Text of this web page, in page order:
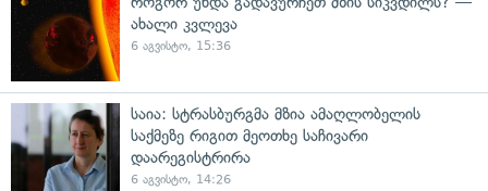
ახალი კვლევა
6 აგვისტო, 15:36
საია: სტრასბურგმა მზია ამაღლობელის
საქმეზე რიგით მეოთხე საჩივარი
დაარეგისტრირა
6 აგვისტო, 14:26